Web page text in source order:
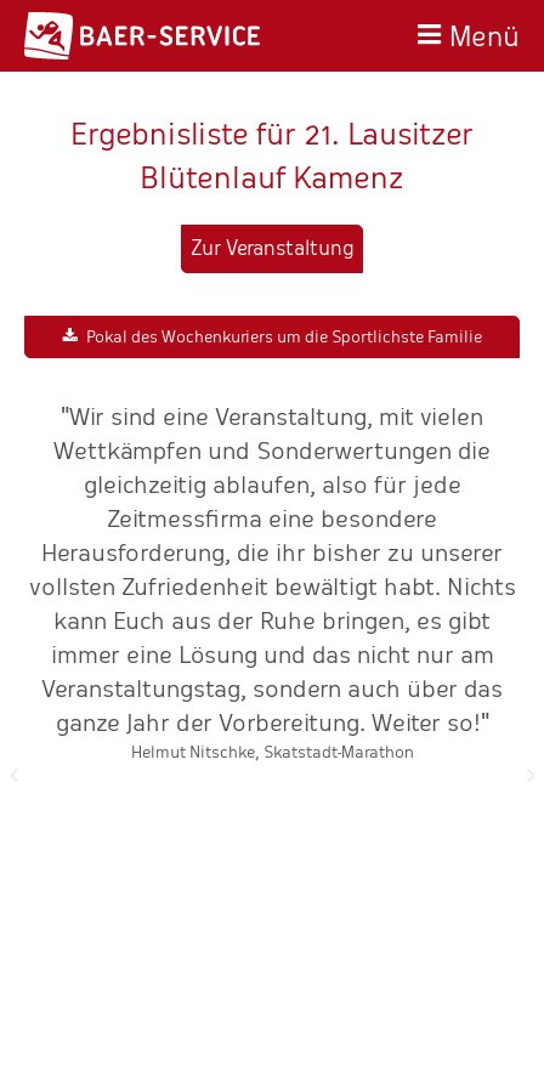
Menü
Ergebnisliste für 21. Lausitzer
Blütenlauf Kamenz
Zur Veranstaltung
Pokal des Wochenkuriers um die Sportlichste Familie
"Wir sind eine Veranstaltung, mit vielen
Wettkämpfen und Sonderwertungen die
gleichzeitig ablaufen, also für jede
Zeitmessfirma eine besondere
Herausforderung, die ihr bisher zu unserer
vollsten Zufriedenheit bewältigt habt. Nichts
kann Euch aus der Ruhe bringen, es gibt
immer eine Lösung und das nicht nur am
Veranstaltungstag, sondern auch über das
ganze Jahr der Vorbereitung. Weiter so!"
Helmut Nitschke, Skatstadt-Marathon